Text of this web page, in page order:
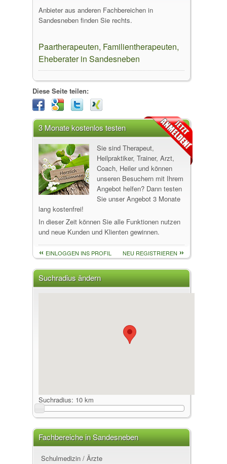
Anbieter aus anderen Fachbereichen in
Sandesneben finden Sie rechts.
Paartherapeuten, Familientherapeuten,
Eheberater in Sandesneben
Diese Seite teilen:
3 Monate kostenlos testen
Sie sind Therapeut,
Heilpraktiker, Trainer, Arzt,
Coach, Heiler und können
unseren Besuchern mit Ihrem
Angebot helfen? Dann testen
Sie unser Angebot 3 Monate
lang kostenfrei!
In dieser Zeit können Sie alle Funktionen nutzen
und neue Kunden und Klienten gewinnen.
EINLOGGEN INS PROFIL NEU REGISTRIEREN
Suchradius ändern
Suchradius: 10 km
Fachbereiche in Sandesneben
Schulmedizin / Ärzte